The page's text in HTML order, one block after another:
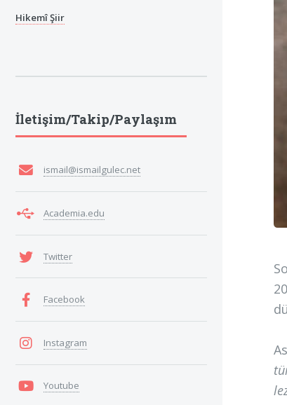
Hikemî Şiir
İletişim/Takip/Paylaşım
ismail@ismailgulec.net
Academia.edu
Twitter
Facebook
Instagram
Youtube